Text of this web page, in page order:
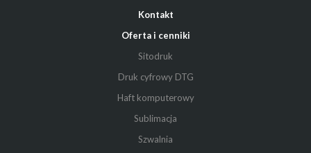
Kontakt
Oferta i cenniki
Sitodruk
Druk cyfrowy DTG
Haft komputerowy
Sublimacja
Szwalnia